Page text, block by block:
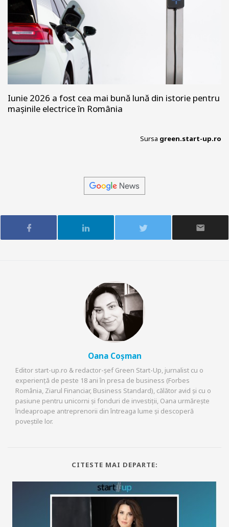
Iunie 2026 a fost cea mai bună lună din istorie pentru
mașinile electrice în România
Sursa green.start-up.ro
Oana Coșman
Editor start-up.ro & redactor-șef Green Start-Up, jurnalist cu o
experiență de peste 18 ani în presa de business (Forbes
România, Ziarul Financiar, Business Standard), călător avid și cu o
pasiune pentru unicorni și fonduri de investiții, Oana urmărește
îndeaproape antreprenorii din întreaga lume și descoperă
poveștile lor.
CITESTE MAI DEPARTE: